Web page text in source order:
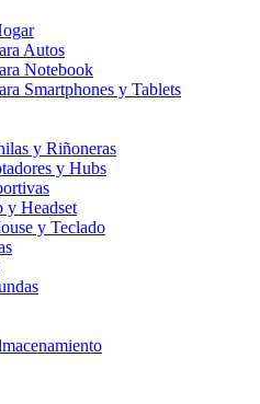
Autos
Notebook
Smartphones y Tablets
y Riñoneras
y Hubs
y Headset
y Teclado